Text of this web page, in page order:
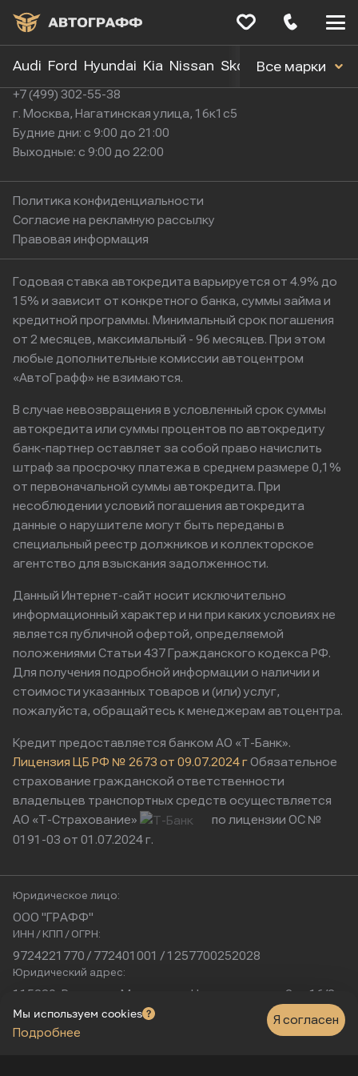
Audi Ford Hyundai Kia Nissan Skoda Toyota
Все марки
+7 (499) 302-55-38
г. Москва, Нагатинская улица, 16к1с5
Будние дни: с 9:00 до 21:00
Выходные: с 9:00 до 22:00
Политика конфиденциальности
Согласие на рекламную рассылку
Правовая информация
Годовая ставка автокредита варьируется от 4.9% до
15% и зависит от конкретного банка, суммы займа и
кредитной программы. Минимальный срок погашения
от 2 месяцев, максимальный - 96 месяцев. При этом
любые дополнительные комиссии автоцентром
«АвтоГрафф» не взимаются.
В случае невозвращения в условленный срок суммы
автокредита или суммы процентов по автокредиту
банк-партнер оставляет за собой право начислить
штраф за просрочку платежа в среднем размере 0,1%
от первоначальной суммы автокредита. При
несоблюдении условий погашения автокредита
данные о нарушителе могут быть переданы в
специальный реестр должников и коллекторское
агентство для взыскания задолженности.
Данный Интернет-сайт носит исключительно
информационный характер и ни при каких условиях не
является публичной офертой, определяемой
положениями Статьи 437 Гражданского кодекса РФ.
Для получения подробной информации о наличии и
стоимости указанных товаров и (или) услуг,
пожалуйста, обращайтесь к менеджерам автоцентра.
Кредит предоставляется банком АО «Т-Банк».
Лицензия ЦБ РФ № 2673 от 09.07.2024 гОбязательное
страхование гражданской ответственности
владельцев транспортных средств осуществляется
АО «Т-Страхование»
по лицензии ОС №
0191-03 от 01.07.2024 г.
Юридическое лицо:
ООО "ГРАФФ"
ИНН / КПП / ОГРН:
9724221770 / 772401001 / 1257700252028
Юридический адрес:
115230, Россия, г. Москва, ул. Нагатинская, д. 2, п. 16/2
Физический адрес:
г. Москва, Нагатинская улица, 16к1с5
Мы используем cookies
Подробнее
Я согласен